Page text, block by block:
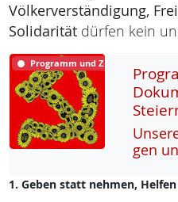
Völkerverständigung,
Solidarität dürfen kein
Programm und Ziele
gen
1. Geben statt nehmen,